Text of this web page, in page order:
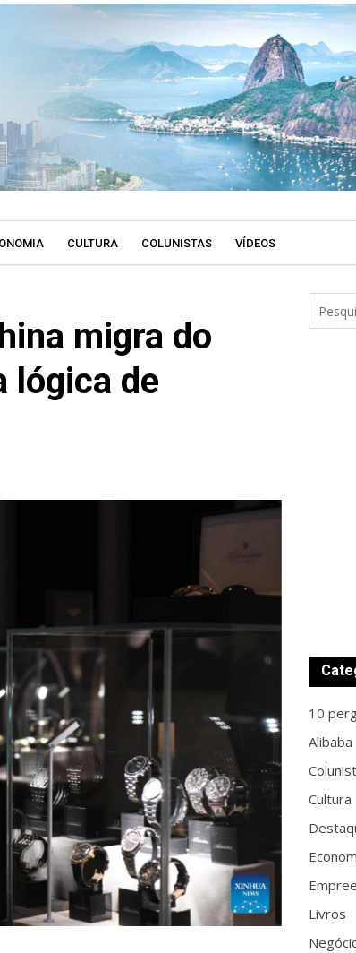
CULTURA COLUNISTAS VÍDEOS
migra do
lógica de
10
Alibaba
Cultura
Livros